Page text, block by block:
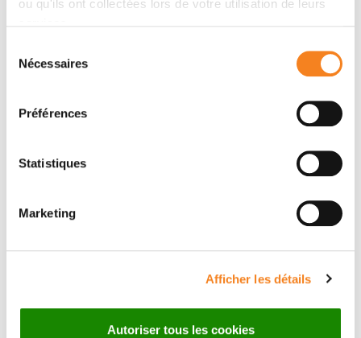
ou qu'ils ont collectées lors de votre utilisation de leurs
Nécessaires
Préférences
Statistiques
Marketing
Afficher les détails
Autoriser tous les cookies
Name*
Firstname
Email*